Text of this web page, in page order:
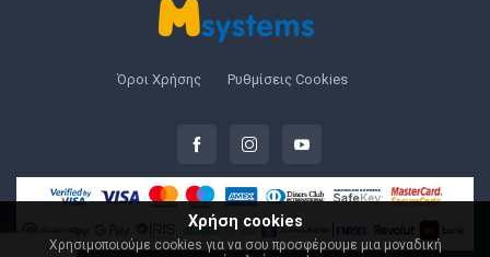
Όροι Χρήσης Ρυθμίσεις Cookies
Χρήση cookies
Χρησιμοποιούμε cookies για να σου προσφέρουμε μια μοναδική